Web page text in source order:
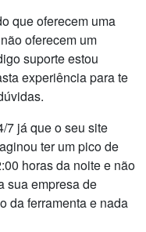
que oferecem uma
oferecem um
suporte estou
experiência para te
7 já que o seu site
ter um pico de
horas da noite e não
sua empresa de
da ferramenta e nada